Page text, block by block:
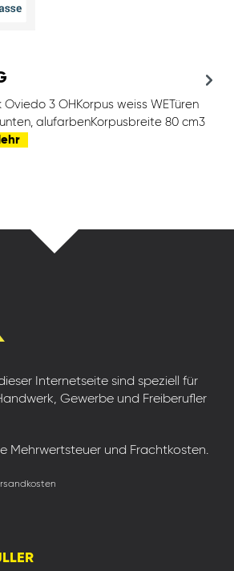
3 OHKorpus weiss WETüren
alufarbenKorpusbreite 80 cm3
Internetseite sind speziell für
Gewerbe und Freiberufler
Mehrwertsteuer und Frachtkosten.